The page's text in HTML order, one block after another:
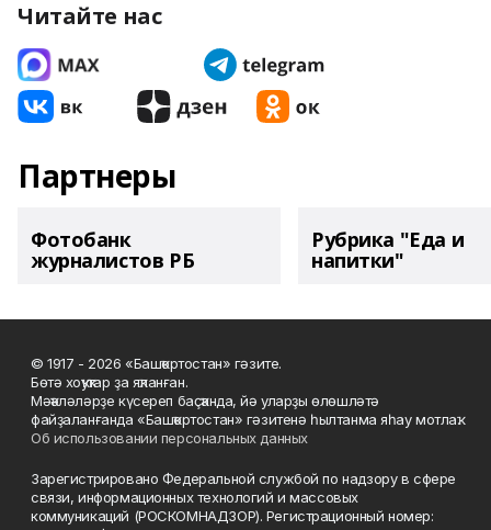
Читайте нас
Партнеры
Фотобанк
журналистов РБ
Рубрика "Еда и
напитки"
© 1917 - 2026 «Башҡортостан» гәзите.
Бөтә хоҡуҡтар ҙа яҡланған.
Мәҡәләләрҙе күсереп баҫҡанда, йә уларҙы өлөшләтә
файҙаланғанда «Башҡортостан» гәзитенә һылтанма яһау мотлаҡ.
Об использовании персональных данных
Зарегистрировано Федеральной службой по надзору в сфере
связи, информационных технологий и массовых
коммуникаций (РОСКОМНАДЗОР). Регистрационный номер: